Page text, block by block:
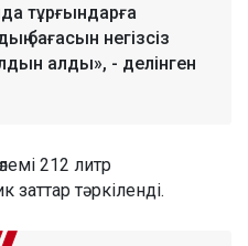
тұрғындарға
бағасын негізсіз
алды», - делінген
212 литр
тәркіленді.